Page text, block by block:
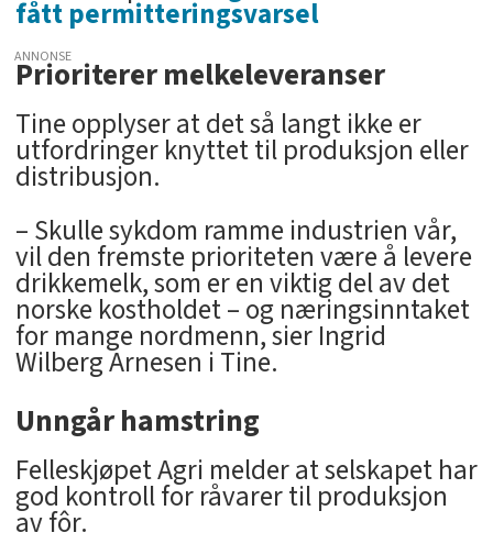
fått permitteringsvarsel
ANNONSE
Prioriterer melkeleveranser
Tine opplyser at det så langt ikke er
utfordringer knyttet til produksjon eller
distribusjon.
– Skulle sykdom ramme industrien vår,
vil den fremste prioriteten være å levere
drikkemelk, som er en viktig del av det
norske kostholdet – og næringsinntaket
for mange nordmenn, sier Ingrid
Wilberg Arnesen i Tine.
Unngår hamstring
Felleskjøpet Agri melder at selskapet har
god kontroll for råvarer til produksjon
av fôr.